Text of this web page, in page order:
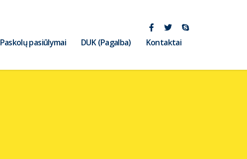
Paskolų pasiūlymai DUK (Pagalba) Kontaktai